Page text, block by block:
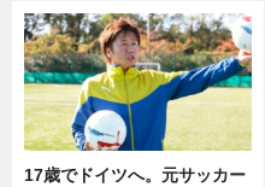
17歳でドイツへ。元サッカー